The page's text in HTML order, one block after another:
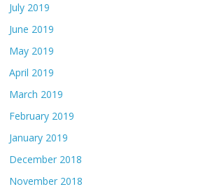
July 2019
June 2019
May 2019
April 2019
March 2019
February 2019
January 2019
December 2018
November 2018